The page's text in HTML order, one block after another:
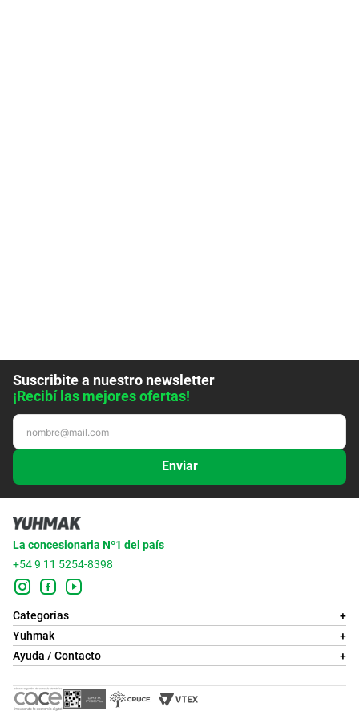
Suscribite a nuestro newsletter
¡Recibí las mejores ofertas!
Enviar
La concesionaria Nº1 del país
+54 9 11 5254-8398
Categorías
+
Yuhmak
+
Ayuda / Contacto
+